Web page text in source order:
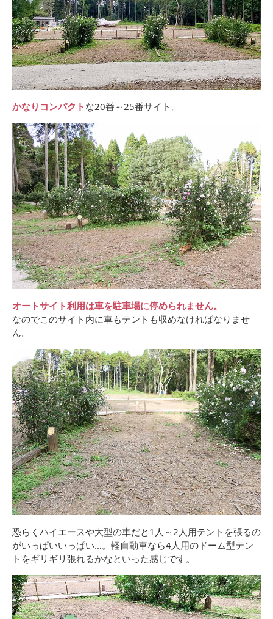
かなりコンパクト な20番～25番サイト。
オートサイト利用は車を駐車場に停められません。
なのでこのサイト内に車もテントも収めなければなりませ
ん。
恐らくハイエースや大型の車だと1人～2人用テントを張るの
がいっぱいいっぱい…。軽自動車なら4人用のドーム型テン
トをギリギリ張れるかなといった感じです。